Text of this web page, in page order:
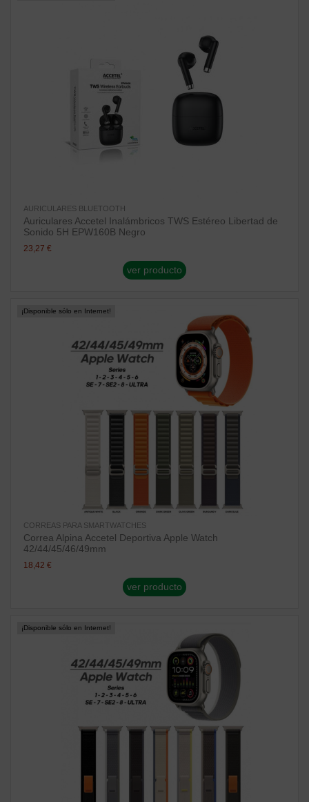
AURICULARES BLUETOOTH
Auriculares Accetel Inalámbricos TWS Estéreo Libertad de
Sonido 5H EPW160B Negro
23,27 €
ver producto
¡Disponible sólo en Internet!
CORREAS PARA SMARTWATCHES
Correa Alpina Accetel Deportiva Apple Watch
42/44/45/46/49mm
18,42 €
ver producto
¡Disponible sólo en Internet!